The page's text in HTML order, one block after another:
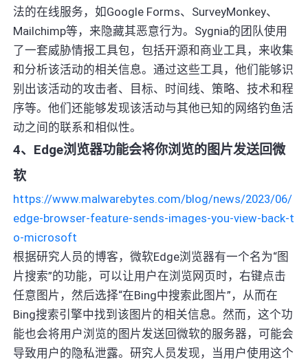
法的在线服务，如Google Forms、SurveyMonkey、
Mailchimp等，来隐藏其恶意行为。Sygnia的团队使用
了一套威胁情报工具包，包括开源和商业工具，来收集
和分析该活动的相关信息。通过这些工具，他们能够识
别出该活动的攻击者、目标、时间线、策略、技术和程
序等。他们还能够发现该活动与其他已知的网络钓鱼活
动之间的联系和相似性。
4、Edge浏览器功能会将你浏览的图片发送回微
软
https://www.malwarebytes.com/blog/news/2023/06/
edge-browser-feature-sends-images-you-view-back-t
o-microsoft
根据研究人员的博客，微软Edge浏览器有一个名为“图
片搜索”的功能，可以让用户在浏览网页时，右键点击
任意图片，然后选择“在Bing中搜索此图片”，从而在
Bing搜索引擎中找到该图片的相关信息。然而，这个功
能也会将用户浏览的图片发送回微软的服务器，可能会
导致用户的隐私泄露。研究人员发现，当用户使用这个